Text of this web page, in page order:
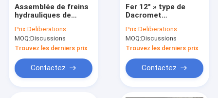
Assemblée de freins
hydrauliques de
Dacromet ensemble
de frein de 12 x 2
remorques
Prix:Deliberations
MOQ:Discussions
Trouvez les derniers prix
Contactez
Fer 12" » type de
Dacromet
freins hydrauliques
de la remorque X2-
1/4
Prix:Deliberations
MOQ:Discussions
Trouvez les derniers prix
Contactez